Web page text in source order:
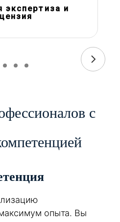
экспертиза и
с
опыта. Вы